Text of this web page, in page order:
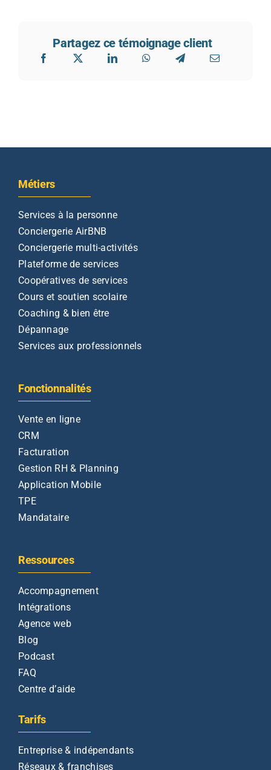
Partagez ce témoignage client
Métiers
Services à la personne
Conciergerie AirBNB
Conciergerie multi-activités
Plateforme de services
Coopératives de services
Cours et soutien scolaire
Coaching & bien être
Dépannage
Services aux professionnels
Fonctionnalités
Vente en ligne
CRM
Facturation
Gestion RH & Planning
Application Mobile
TPE
Mandataire
Ressources
Accompagnement
Intégrations
Agence web
Blog
Podcast
FAQ
Centre d’aide
Tarifs
Entreprise & indépendants
Réseaux & franchises